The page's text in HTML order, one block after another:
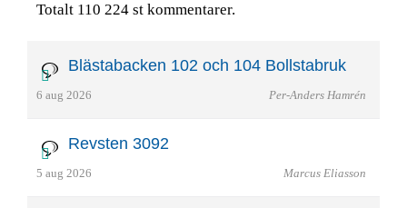
Totalt 110 224 st kommentarer.
Blästabacken 102 och 104 Bollstabruk
6 aug 2026 Per-Anders Hamrén
Revsten 3092
5 aug 2026 Marcus Eliasson